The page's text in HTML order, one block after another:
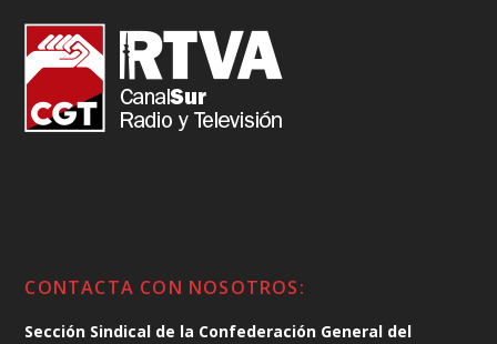
CONTACTA CON NOSOTROS:
Sección Sindical de la Confederación General del